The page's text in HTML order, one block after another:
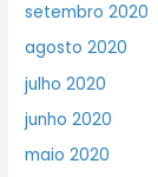
setembro 2020
agosto 2020
julho 2020
junho 2020
maio 2020